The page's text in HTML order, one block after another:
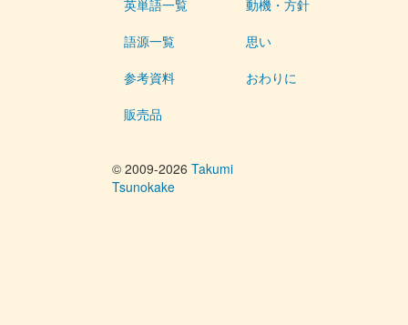
英単語一覧
語源一覧
参考資料
販売品
動機・方針
思い
おわりに
© 2009-2026 Takumi
Tsunokake